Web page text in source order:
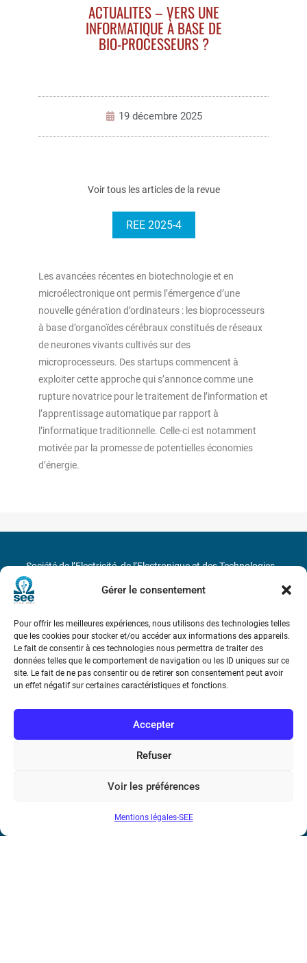
Gérer le consentement
Pour offrir les meilleures expériences, nous utilisons des technologies telles
que les cookies pour stocker et/ou accéder aux informations des appareils.
Le fait de consentir à ces technologies nous permettra de traiter des
données telles que le comportement de navigation ou les ID uniques sur ce
site. Le fait de ne pas consentir ou de retirer son consentement peut avoir
un effet négatif sur certaines caractéristiques et fonctions.
Accepter
Refuser
Voir les préférences
Mentions légales-SEE
ACTUALITES – VERS UNE
INFORMATIQUE À BASE DE
BIO-PROCESSEURS ?
19 décembre 2025
Voir tous les articles de la revue
REE 2025-4
Les avancées récentes en biotechnologie et en
microélectronique ont permis l’émergence d’une
nouvelle génération d’ordinateurs : les bioprocesseurs
à base d’organoïdes cérébraux constitués de réseaux
de neurones vivants cultivés sur des
microprocesseurs. Des startups commencent à
exploiter cette approche qui s’annonce comme une
rupture novatrice pour le traitement de l’information et
l’apprentissage automatique par rapport à
l’informatique traditionnelle. Celle-ci est notamment
motivée par la promesse de potentielles économies
d’énergie.
Bicentenaire des découvertes d’André-
Société de l’Electricité, de l’Electronique et des Technologies
de l’Information et de la Communication
Métro : « Boissière » Ligne 6 et « Iéna » Ligne 9
Téléphone : (+33) 1 56 90 37 17
N° de SIREN : 785 393 232, Code APE : 9412Z TVA intra-
communautaire : FR44 785 393 232